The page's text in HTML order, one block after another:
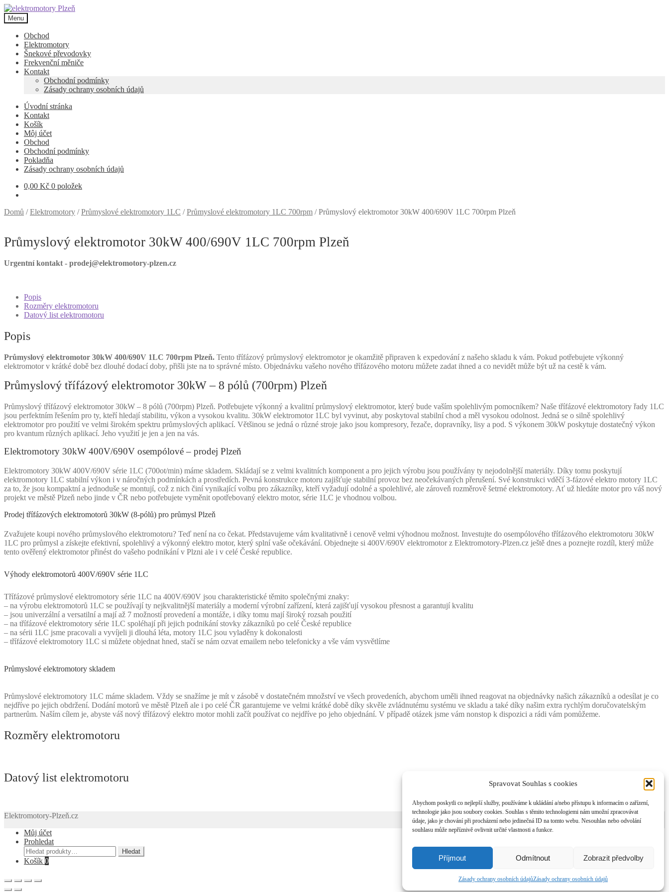
Spravovat Souhlas s cookies
Abychom poskytli co nejlepší služby, používáme k ukládání a/nebo přístupu k informacím o zařízení,
technologie jako jsou soubory cookies. Souhlas s těmito technologiemi nám umožní zpracovávat
údaje, jako je chování při procházení nebo jedinečná ID na tomto webu. Nesouhlas nebo odvolání
souhlasu může nepříznivě ovlivnit určité vlastnosti a funkce.
Příjmout Odmítnout Zobrazit předvolby
Zásady ochrany osobních údajůZásady ochrany osobních údajů
Přeskočit
na
navigaci
Přejít
k
obsahu
webu
Menu
Obchod
Elektromotory
Šnekové převodovky
Frekvenční měniče
Kontakt
Obchodní podmínky
Zásady ochrany osobních údajů
Úvodní stránka
Kontakt
Košík
Môj účet
Obchod
Obchodní podmínky
Pokladňa
Zásady ochrany osobních údajů
0,00 Kč 0 položek
Domů /Elektromotory /Průmyslové elektromotory 1LC /Průmyslové elektromotory 1LC 700rpm /Průmyslový elektromotor 30kW 400/690V 1LC 700rpm Plzeň
Průmyslový elektromotor 30kW 400/690V 1LC 700rpm Plzeň
Urgentní kontakt - prodej@elektromotory-plzen.cz
Popis
Rozměry elektromotoru
Datový list elektromotoru
Popis
Průmyslový elektromotor 30kW 400/690V 1LC 700rpm Plzeň. Tento třífázový průmyslový elektromotor je okamžitě připraven k expedování z našeho skladu k vám. Pokud potřebujete výkonný
elektromotor v krátké době bez dlouhé dodací doby, přišli jste na to správné místo. Objednávku vašeho nového třífázového motoru můžete zadat ihned a co nevidět může být už na cestě k vám.
Průmyslový třífázový elektromotor 30kW – 8 pólů (700rpm) Plzeň
Průmyslový třífázový elektromotor 30kW – 8 pólů (700rpm) Plzeň. Potřebujete výkonný a kvalitní průmyslový elektromotor, který bude vaším spolehlivým pomocníkem? Naše třífázové elektromotory řady 1LC
jsou perfektním řešením pro ty, kteří hledají stabilitu, výkon a vysokou kvalitu. 30kW elektromotor 1LC byl vyvinut, aby poskytoval stabilní chod a měl vysokou odolnost. Jedná se o silně spolehlivý
elektromotor pro použití ve velmi širokém spektru průmyslových aplikací. Většinou se jedná o různé stroje jako jsou kompresory, řezače, dopravníky, lisy a pod. S výkonem 30kW poskytuje dostatečný výkon
pro kvantum různých aplikací. Jeho využití je jen a jen na vás.
Elektromotory 30kW 400V/690V osempólové – prodej Plzeň
Elektromotory 30kW 400V/690V série 1LC (700ot/min) máme skladem. Skládají se z velmi kvalitních komponent a pro jejich výrobu jsou používány ty nejodolnější materiály. Díky tomu poskytují
elektromotory 1LC stabilní výkon i v náročných podmínkách a prostředích. Pevná konstrukce motoru zajišťuje stabilní provoz bez neočekávaných přerušení. Své konstrukci vděčí 3-fázové elektro motory 1LC
za to, že jsou kompaktní a jednoduše se montují, což z nich činí vynikající volbu pro zákazníky, kteří vyžadují odolné a spolehlivé, ale zároveň rozměrově šetrné elektromotory. Ať už hledáte motor pro váš nový
projekt ve městě Plzeň nebo jinde v ČR nebo potřebujete vyměnit opotřebovaný elektro motor, série 1LC je vhodnou volbou.
Prodej třífázových elektromotorů 30kW (8-pólů) pro průmysl Plzeň
Zvažujete koupi nového průmyslového elektromotoru? Teď není na co čekat. Představujeme vám kvalitativně i cenově velmi výhodnou možnost. Investujte do osempólového třífázového elektromotoru 30kW
1LC pro průmysl a získejte efektivní, spolehlivý a výkonný elektro motor, který splní vaše očekávání. Objednejte si 400V/690V elektromotor z Elektromotory-Plzen.cz ještě dnes a poznejte rozdíl, který může
tento ověřený elektromotor přinést do vašeho podnikání v Plzni ale i v celé České republice.
Výhody elektromotorů 400V/690V série 1LC
Třífázové průmyslové elektromotory série 1LC na 400V/690V jsou charakteristické těmito společnými znaky:
– na výrobu elektromotorů 1LC se používají ty nejkvalitnější materiály a moderní výrobní zařízení, která zajišťují vysokou přesnost a garantují kvalitu
– jsou univerzální a versatilní a mají až 7 možností provedení a montáže, i díky tomu mají široký rozsah použití
– na třífázové elektromotory série 1LC spoléhají při jejich podnikání stovky zákazníků po celé České republice
– na sérii 1LC jsme pracovali a vyvíjeli ji dlouhá léta, motory 1LC jsou vyladěny k dokonalosti
– třífázové elektromotory 1LC si můžete objednat hned, stačí se nám ozvat emailem nebo telefonicky a vše vám vysvětlíme
Průmyslové elektromotory skladem
Průmyslové elektromotory 1LC máme skladem. Vždy se snažíme je mít v zásobě v dostatečném množství ve všech provedeních, abychom uměli ihned reagovat na objednávky našich zákazníků a odesílat je co
nejdříve po jejich obdržení. Dodání motorů ve městě Plzeň ale i po celé ČR garantujeme ve velmi krátké době díky skvěle zvládnutému systému ve skladu a také díky našim extra rychlým doručovatelským
partnerům. Naším cílem je, abyste váš nový třífázový elektro motor mohli začít používat co nejdříve po jeho objednání. V případě otázek jsme vám nonstop k dispozici a rádi vám pomůžeme.
Rozměry elektromotoru
Datový list elektromotoru
Elektromotory-Plzeň.cz
Můj účet
Prohledat
Hledat:
Hledat
Košík 0